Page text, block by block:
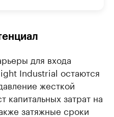
для входа
Industrial остаются
жесткой
капитальных затрат на
затяжные сроки